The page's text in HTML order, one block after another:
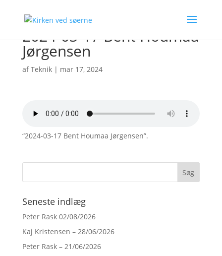
2024-03-17 Bent Houmaa
Jørgensen
afTeknik| mar 17, 2024
“2024-03-17 Bent Houmaa Jørgensen”.
Seneste indlæg
Peter Rask 02/08/2026
Kaj Kristensen – 28/06/2026
Peter Rask – 21/06/2026